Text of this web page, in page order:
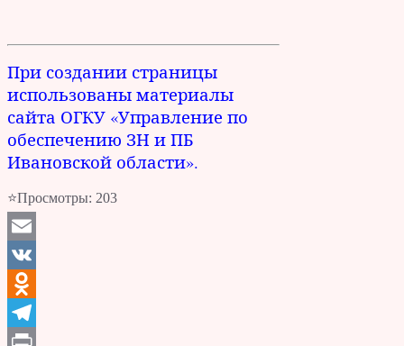
При создании страницы
использованы материалы
сайта ОГКУ «Управление по
обеспечению ЗН и ПБ
Ивановской области».
⭐Просмотры: 203
Email
VK
Odnoklassniki
Telegram